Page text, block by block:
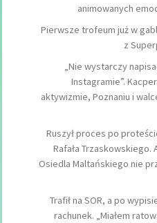
animowanych
Pierwsze trofeum już w
z
„Nie wystarczy
Instagramie”.
aktywizmie, Poznaniu i
Ruszył proces po
Rafała Trzaskowskiego.
Osiedla Maltańskiego nie
Trafił na SOR, a po
rachunek. „Miałem